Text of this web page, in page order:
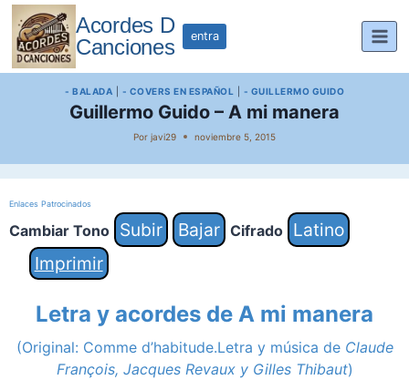
Saltar
contenido
Acordes D
Canciones
entra
- BALADA - COVERS EN ESPAÑOL - GUILLERMO GUIDO
Guillermo Guido – A mi manera
Por javi29 noviembre 5, 2015
Enlaces Patrocinados
Cambiar Tono Subir Bajar Cifrado
Latino
Imprimir
Letra y acordes de A mi manera
(Original: Comme d’habitude.Letra y música de Claude
François, Jacques Revaux y Gilles Thibaut)